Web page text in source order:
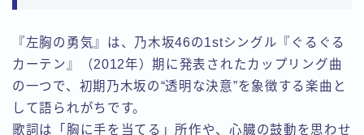
『左胸の勇気』は、乃木坂46の1stシングル『ぐるぐる
カーテン』（2012年）期に発表されたカップリング曲
の一つで、初期乃木坂の“透明な決意”を象徴する楽曲と
して語られがちです。
歌詞は「胸に手を当てる」所作や、心臓の鼓動を思わせ